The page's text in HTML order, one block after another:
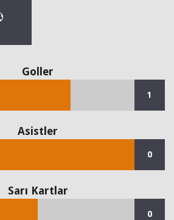
Goller
1
Asistler
0
Sarı Kartlar
0